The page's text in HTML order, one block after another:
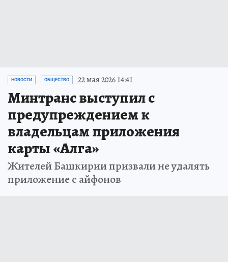
НОВОСТИ ОБЩЕСТВО 22 мая 2026 14:41
Минтранс выступил с
предупреждением к
владельцам приложения
карты «Алга»
Жителей Башкирии призвали не удалять
приложение с айфонов